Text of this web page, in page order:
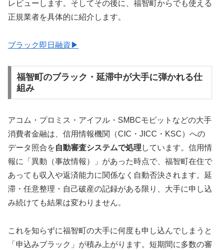
レビューします。そしてその後に、福智町からでも使える
正規業者を具体的に紹介します。
ブラック即日融資▶
福智町のブラック・延滞中が大手に弾かれる仕
組み
アコム・プロミス・アイフル・SMBCモビットなどの大手
消費者金融は、信用情報機関（CIC・JICC・KSC）への
データ照合を自動審査システムで処理 しています。信用情
報に「異動（事故情報）」があった時点で、福智町在住で
あっても収入や返済能力に関係なく自動否決されます。延
滞・任意整理・自己破産の記録がある限り、大手に申し込
み続けても結果は変わりません。
これを知らずに福智町の大手に何度も申し込んでしまうと
「申込みブラック」が積み上がります。短期間に多数の審